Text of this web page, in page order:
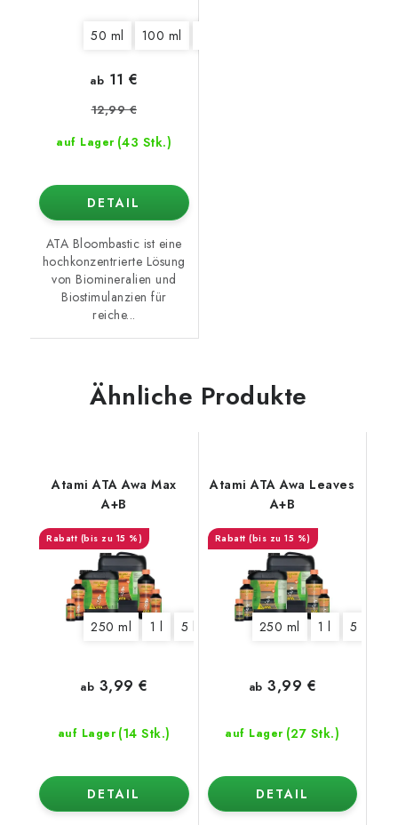
50 ml 100 ml
auf Lager (43 Stk.)
ab 11 €
12,99 €
DETAIL
ATA Bloombastic ist eine
hochkonzentrierte Lösung
von Biomineralien und
Biostimulanzien für
reiche...
Ähnliche Produkte
Atami ATA Awa Max
A+B
(bis zu 15 %)
250 ml 1 l 5 l 10 l
auf Lager (14 Stk.)
ab 3,99 €
DETAIL
Atami ATA Awa Leaves
A+B
(bis zu 15 %)
250 ml 1 l 5 l
auf Lager (27 Stk.)
ab 3,99 €
DETAIL